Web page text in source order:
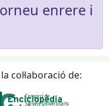
enrere i
col·laboració de: